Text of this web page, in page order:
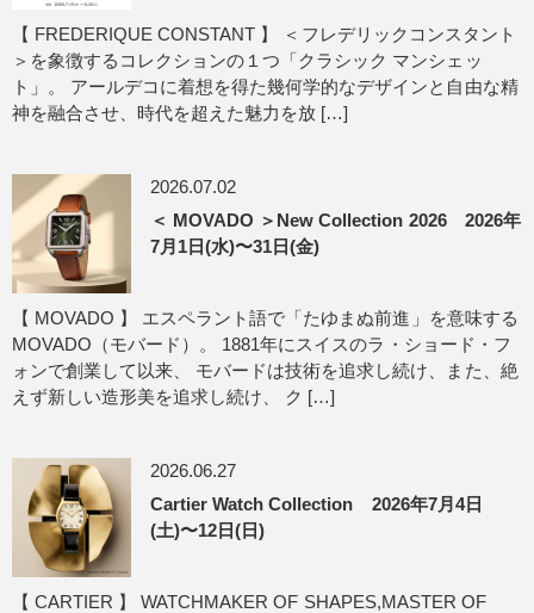
【 FREDERIQUE CONSTANT 】 ＜フレデリックコンスタント
＞を象徴するコレクションの１つ「クラシック マンシェッ
ト」。 アールデコに着想を得た幾何学的なデザインと自由な精
神を融合させ、時代を超えた魅力を放 […]
2026.07.02
＜ MOVADO ＞New Collection 2026 2026年
7月1日(水)〜31日(金)
【 MOVADO 】 エスペラント語で「たゆまぬ前進」を意味する
MOVADO（モバード）。 1881年にスイスのラ・ショード・フ
ォンで創業して以来、 モバードは技術を追求し続け、また、絶
えず新しい造形美を追求し続け、 ク […]
2026.06.27
Cartier Watch Collection 2026年7月4日
(土)〜12日(日)
【 CARTIER 】 WATCHMAKER OF SHAPES,MASTER OF